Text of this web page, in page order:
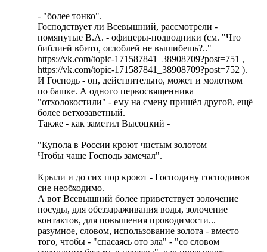
- "более тонко".
Господствует ли Всевышний, рассмотрели -
помянутые В.А. - офицеры-подводники (см. "Что
библией вбито, оглоблей не вышибешь?.."
https://vk.com/topic-171587841_38908709?post=751 ,
https://vk.com/topic-171587841_38908709?post=752 ).
И Господь - он, действительно, может и молотком
по башке. А одного первосвященника
"отхолокостили" - ему на смену пришёл другой, ещё
более ветхозаветный.
Также - как заметил Высоцкий -
"Купола в России кроют чистым золотом —
Чтобы чаще Господь замечал".
Крыли и до сих пор кроют - Господину господинов
сие необходимо.
А вот Всевышний более приветствует золочение
посуды, для обеззараживания воды, золочение
контактов, для повышения проводимости...
разумное, словом, использование золота - вместо
того, чтобы - "спасаясь ото зла" - "со словом